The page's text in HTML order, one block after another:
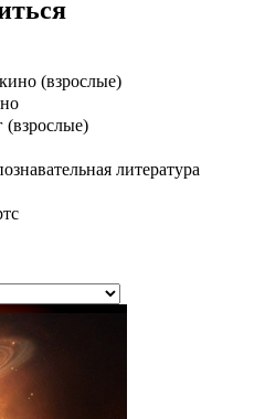
(взрослые)
(взрослые)
литература